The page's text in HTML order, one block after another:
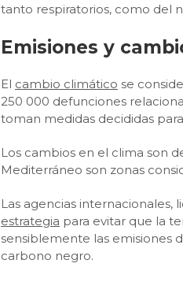
tanto respiratorios, como del
Emisiones y
El cambio climático se
250 000 defunciones
toman medidas decididas
Los cambios en el clima son
Mediterráneo son zonas
Las agencias
estrategia para evitar que la
sensiblemente las emisiones
carbono negro.